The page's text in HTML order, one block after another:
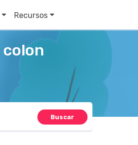
Recursos
colon
Buscar